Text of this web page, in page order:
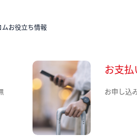
お役立ち情報
お支
お申し込